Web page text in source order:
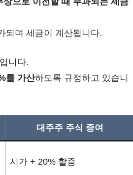
되며 세금이 계산됩니다.
입니다.
를 가산하도록 규정하고 있습니
대주주 주식 증여
시가 + 20% 할증